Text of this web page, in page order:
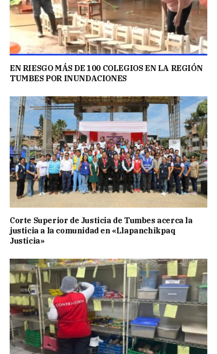
EN RIESGO MÁS DE 100 COLEGIOS EN LA REGIÓN
TUMBES POR INUNDACIONES
Corte Superior de Justicia de Tumbes acerca la
justicia a la comunidad en «Llapanchikpaq
Justicia»